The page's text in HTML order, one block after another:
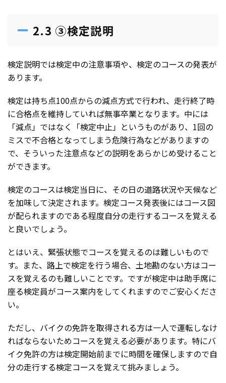
2.3 ③検定説明
検定説明では検定中の注意事項や、検定のコースの発表が
あります。
検定は持ち点100点からの減点方式で行われ、走行終了時
に合格点を維持していれば無事卒業となります。中には
「減点」ではなく「検定中止」というものがあり、1回の
ミスで不合格となってしまう危険行為などがありますの
で、そういった注意点などの説明をあらかじめ受けること
ができます。
検定のコースは検定当日に、その日の道路状況や天候など
を加味して決定されます。検定コース発表後にはコース図
が配られますのである程度自分の走行するコースを覚える
と良いでしょう。
とはいえ、緊張状態でコースを覚えるのは難しいもので
す。また、路上で検定を行う場合、土地勘のない方はコー
スを覚えるのも難しいことです。ですが検定中は助手席に
座る検定員がコース案内をしてくれますのでご安心くださ
い。
ただし、バイクの免許を取得される方は一人で運転しなけ
ればならないためコースを覚える必要があります。特にバ
イク免許の方は検定開始前までに時間を確保しますので自
分の走行する検定コースを覚えて挑みましょう。